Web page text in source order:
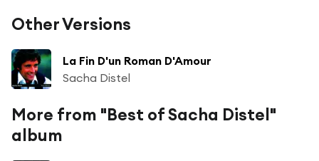
Other Versions
La Fin D'un Roman D'Amour
Sacha Distel
More from "Best of Sacha Distel"
album